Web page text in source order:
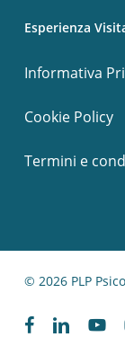
Esperienza
Informativa
Cookie Policy
Termini e
© 2026 PLP